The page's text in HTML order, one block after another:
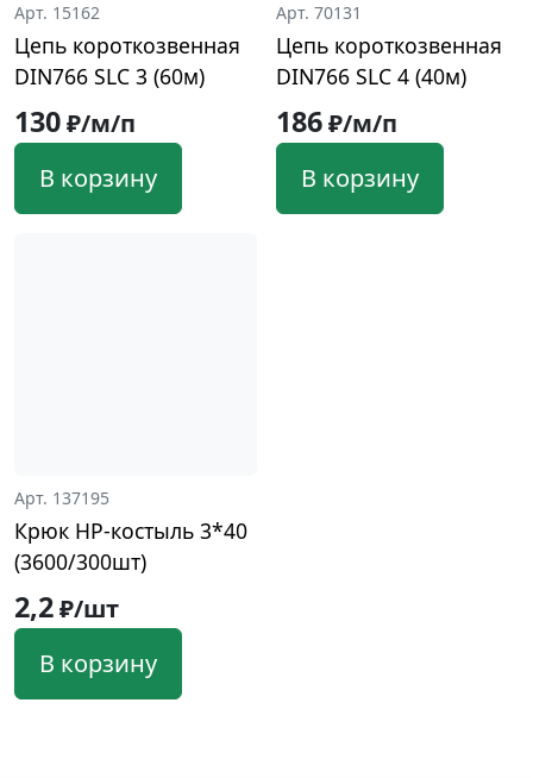
Арт. 15162
Цепь короткозвенная
DIN766 SLC 3 (60м)
130₽/м/п
В корзину
Арт. 70131
Цепь короткозвенная
DIN766 SLC 4 (40м)
186₽/м/п
В корзину
Арт. 137195
Крюк HP-костыль 3*40
(3600/300шт)
2,2₽/шт
В корзину